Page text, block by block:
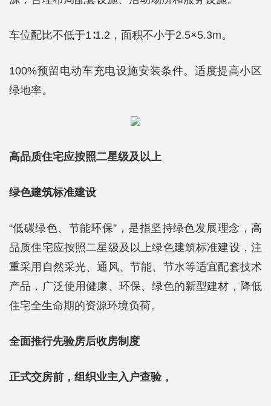
车位配比不低于1∶1.2，面积不小于2.5×5.3m。
100%预留电动车充电设施安装条件。适度提高小区
绿地率。
高品质住宅应按照二星级及以上
绿色建筑标准建设
“低碳绿色、节能环保”，是指坚持绿色发展理念，高
品质住宅应按照二星级及以上绿色建筑标准建设，注
重采用自然采光、通风、节能、节水等适宜配套技术
产品，广泛使用健康、环保、绿色的新型建材，降低
住宅全生命期的资源环境负荷。
全面推行先验房后收房制度
正式交房前，组织业主入户查验，